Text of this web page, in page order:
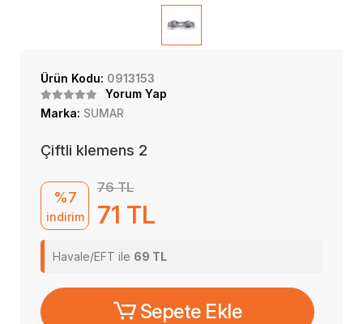
Ürün Kodu: 0913153
Yorum Yap
Marka: SUMAR
Çiftli klemens 2
%7
indirim
76 TL
71 TL
Havale/EFT ile 69 TL
Sepete Ekle